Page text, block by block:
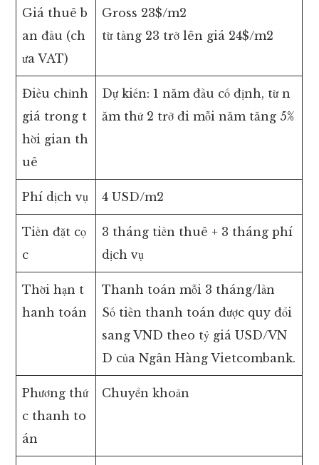
Giá thuê b
an đầu (ch
ưa VAT)
Gross 23$/m2
từ tầng 23 trở lên giá 24$/m2
Điều chỉnh
giá trong t
hời gian th
uê
Dự kiến: 1 năm đầu cố định, từ n
ăm thứ 2 trở đi mỗi năm tăng 5%
Phí dịch vụ 4 USD/m2
Tiền đặt cọ
c
3 tháng tiền thuê + 3 tháng phí
dịch vụ
Thời hạn t
hanh toán
Thanh toán mỗi 3 tháng/lần
Số tiền thanh toán được quy đổi
sang VND theo tỷ giá USD/VN
D của Ngân Hàng Vietcombank.
Phương thứ
c thanh to
án
Chuyển khoản